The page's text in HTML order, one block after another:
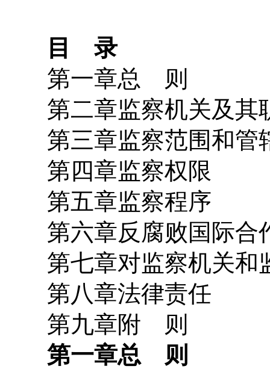
目 录
第一章总 则
第二章监察机关及其
第三章监察范围和管
第四章监察权限
第五章监察程序
第六章反腐败国际合
第七章对监察机关和
第八章法律责任
第九章附 则
第一章总 则